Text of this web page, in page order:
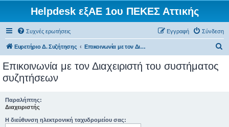
Helpdesk εξΑΕ 1ου ΠΕΚΕΣ Αττικής
Συχνές ερωτήσεις Σύνδεση
Εγγραφή
Ευρετήριο Δ. Συζήτησης Επικοινωνία με τον Διαχειριστή του συστήματος συζητήσεων
Επικοινωνία με τον Διαχειριστή του συστήματος
συζητήσεων
Παραλήπτης:
Διαχειριστής
Η διεύθυνση ηλεκτρονική ταχυδρομείου σας: